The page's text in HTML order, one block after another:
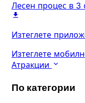
Лесен процес в 3
Изтеглете
Изтеглете
Атракции
По категории